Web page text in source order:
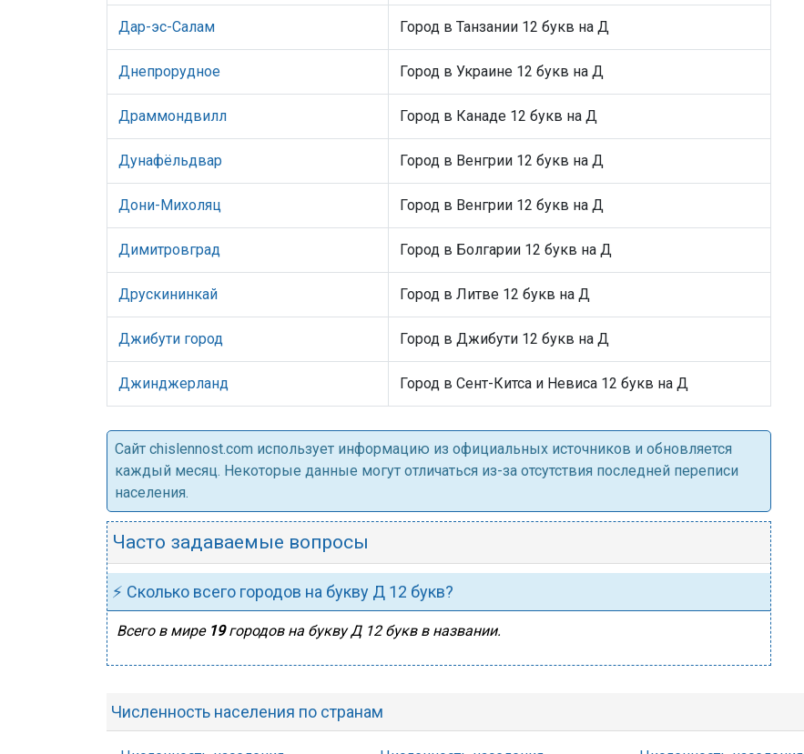
Дар-эс-Салам Город в Танзании 12 букв на Д
Днепрорудное Город в Украине 12 букв на Д
Драммондвилл Город в Канаде 12 букв на Д
Дунафёльдвар Город в Венгрии 12 букв на Д
Дони-Михоляц Город в Венгрии 12 букв на Д
Димитровград Город в Болгарии 12 букв на Д
Друскининкай Город в Литве 12 букв на Д
Джибути город Город в Джибути 12 букв на Д
Джинджерланд Город в Сент-Китса и Невиса 12 букв на Д
Cайт chislennost.com использует информацию из официальных источников и обновляется
каждый месяц. Некоторые данные могут отличаться из-за отсутствия последней переписи
населения.
Часто задаваемые вопросы
⚡ Сколько всего городов на букву Д 12 букв?
Всего в мире 19городов на букву Д 12 букв в названии.
Численность населения по странам